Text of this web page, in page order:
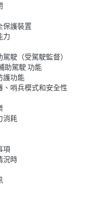
保護裝置
力
駛（受駕駛監督）
助駕駛 功能
護功能
、哨兵模式和安全性
消耗
項
況時